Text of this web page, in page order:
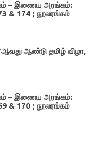
– இணைய அரங்கம்:
& 174 ; நூலரங்கம்
ஆண்டு தமிழ் விழா,
– இணைய அரங்கம்:
& 170 ; நூலரங்கம்